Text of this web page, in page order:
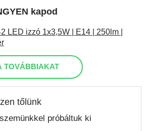
kapod
LED izzó 1x3,5W | E14 | 250lm |
TOVÁBBIAKAT
tőlünk
próbáltuk ki